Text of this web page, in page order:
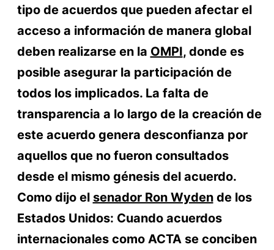
tipo de acuerdos que pueden afectar el
acceso a información de manera global
deben realizarse en la OMPI, donde es
posible asegurar la participación de
todos los implicados. La falta de
transparencia a lo largo de la creación de
este acuerdo genera desconfianza por
aquellos que no fueron consultados
desde el mismo génesis del acuerdo.
Como dijo el senador Ron Wydende los
Estados Unidos: Cuando acuerdos
internacionales como ACTA se conciben